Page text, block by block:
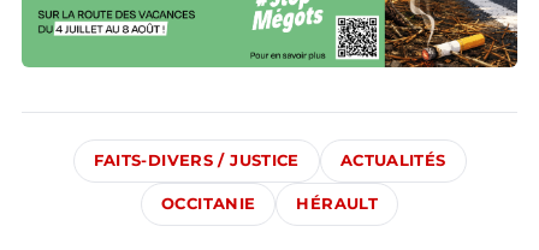
FAITS-DIVERS / JUSTICE ACTUALITÉS
OCCITANIE HÉRAULT